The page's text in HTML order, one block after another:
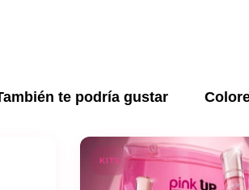
te podría gustar
KITS